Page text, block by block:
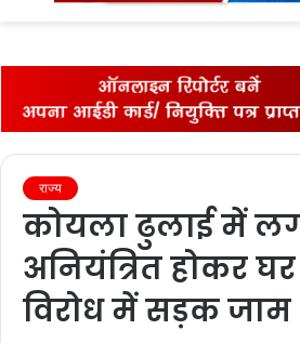
राज्‍य
कोयला ढुलाई में
अनियंत्रित होकर
विरोध में सड़क जाम